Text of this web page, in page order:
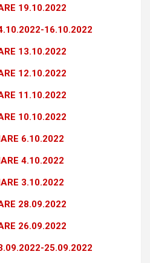
19.10.2022
16.10.2022
13.10.2022
12.10.2022
11.10.2022
10.10.2022
6.10.2022
4.10.2022
3.10.2022
28.09.2022
26.09.2022
25.09.2022